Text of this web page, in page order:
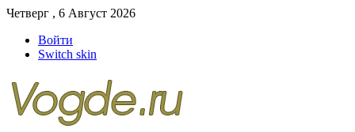
Четверг , 6 Август 2026
Войти
Switch skin